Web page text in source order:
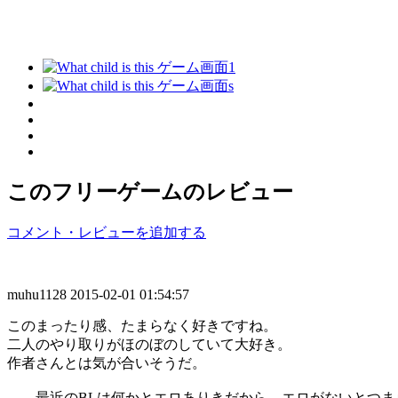
このフリーゲームのレビュー
コメント・レビューを追加する
muhu1128 2015-02-01 01:54:57
このまったり感、たまらなく好きですね。
二人のやり取りがほのぼのしていて大好き。
作者さんとは気が合いそうだ。